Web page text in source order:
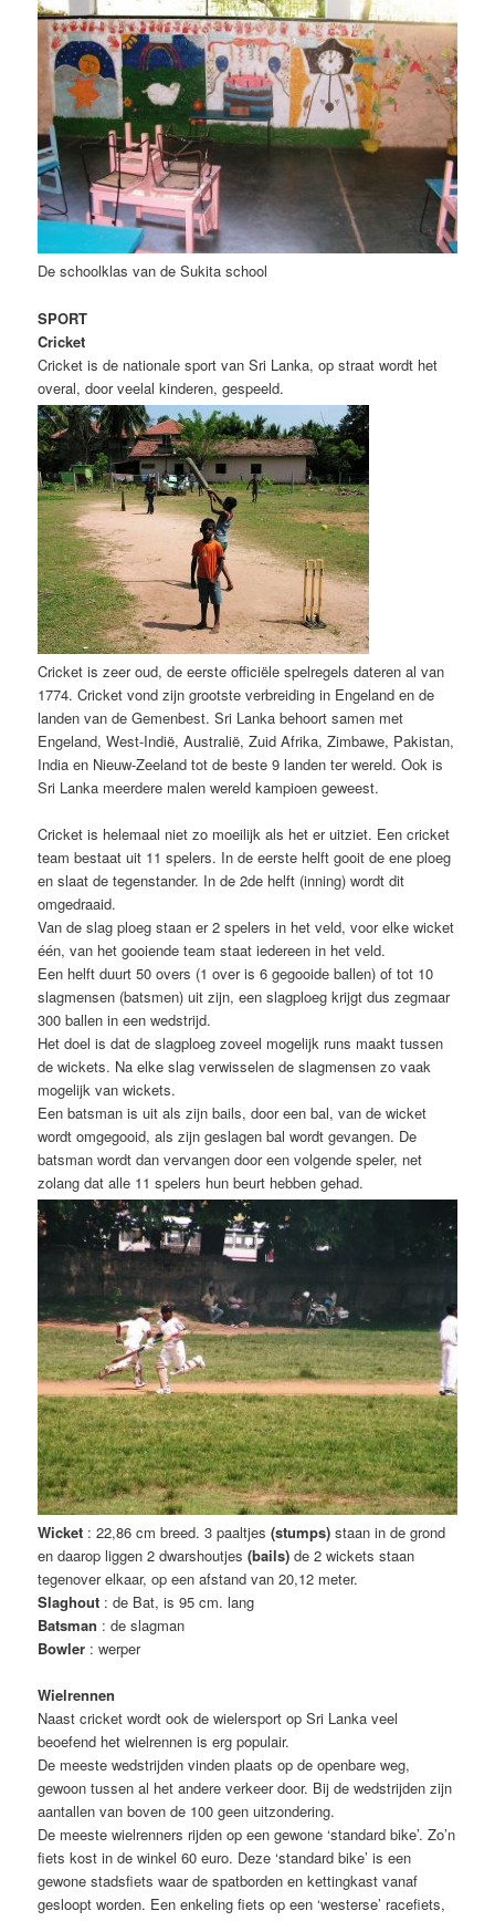
De schoolklas van de Sukita school
SPORT
Cricket
Cricket is de nationale sport van Sri Lanka, op straat wordt het
overal, door veelal kinderen, gespeeld.
Cricket is zeer oud, de eerste officiële spelregels dateren al van
1774. Cricket vond zijn grootste verbreiding in Engeland en de
landen van de Gemenbest. Sri Lanka behoort samen met
Engeland, West-Indië, Australië, Zuid Afrika, Zimbawe, Pakistan,
India en Nieuw-Zeeland tot de beste 9 landen ter wereld. Ook is
Sri Lanka meerdere malen wereld kampioen geweest.
Cricket is helemaal niet zo moeilijk als het er uitziet. Een cricket
team bestaat uit 11 spelers. In de eerste helft gooit de ene ploeg
en slaat de tegenstander. In de 2de helft (inning) wordt dit
omgedraaid.
Van de slag ploeg staan er 2 spelers in het veld, voor elke wicket
één, van het gooiende team staat iedereen in het veld.
Een helft duurt 50 overs (1 over is 6 gegooide ballen) of tot 10
slagmensen (batsmen) uit zijn, een slagploeg krijgt dus zegmaar
300 ballen in een wedstrijd.
Het doel is dat de slagploeg zoveel mogelijk runs maakt tussen
de wickets. Na elke slag verwisselen de slagmensen zo vaak
mogelijk van wickets.
Een batsman is uit als zijn bails, door een bal, van de wicket
wordt omgegooid, als zijn geslagen bal wordt gevangen. De
batsman wordt dan vervangen door een volgende speler, net
zolang dat alle 11 spelers hun beurt hebben gehad.
Wicket : 22,86 cm breed. 3 paaltjes(stumps) staan in de grond
en daarop liggen 2 dwarshoutjes(bails) de 2 wickets staan
tegenover elkaar, op een afstand van 20,12 meter.
Slaghout : de Bat, is 95 cm. lang
Batsman : de slagman
Bowler : werper
Wielrennen
Naast cricket wordt ook de wielersport op Sri Lanka veel
beoefend het wielrennen is erg populair.
De meeste wedstrijden vinden plaats op de openbare weg,
gewoon tussen al het andere verkeer door. Bij de wedstrijden zijn
aantallen van boven de 100 geen uitzondering.
De meeste wielrenners rijden op een gewone ‘standard bike’. Zo’n
fiets kost in de winkel 60 euro. Deze ‘standard bike’ is een
gewone stadsfiets waar de spatborden en kettingkast vanaf
gesloopt worden. Een enkeling fiets op een ‘westerse’ racefiets,